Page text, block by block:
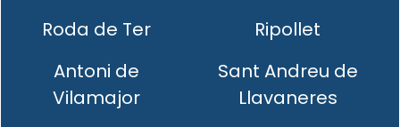
Roda de Ter
Ripollet
Antoni de
Vilamajor
Sant Andreu de
Llavaneres